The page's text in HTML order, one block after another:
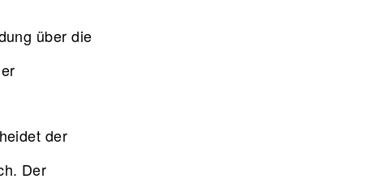
über die
der
Der